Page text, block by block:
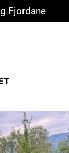
Fjordane